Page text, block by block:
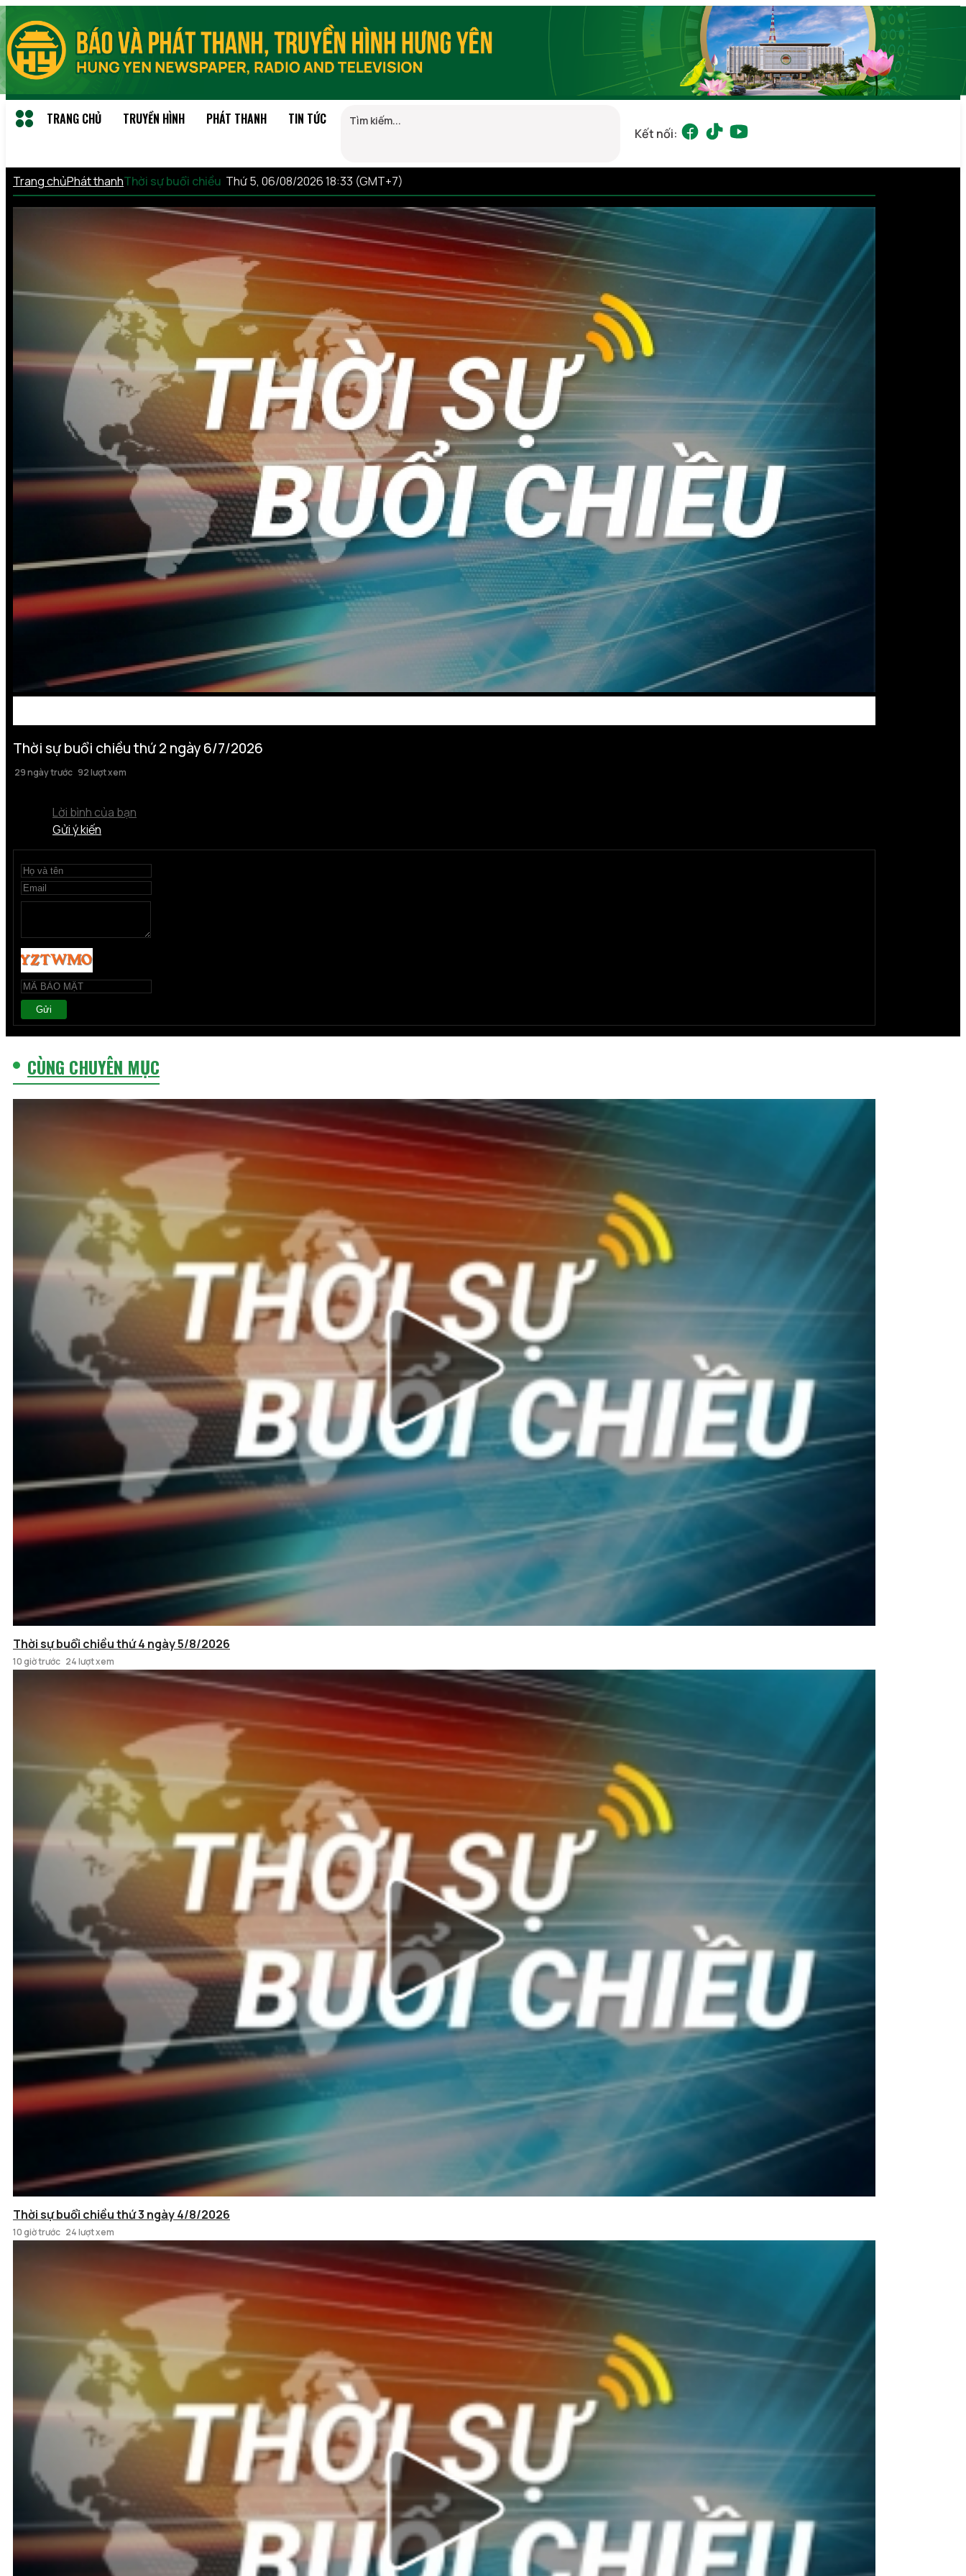
TRANG CHỦ TRUYỀN HÌNH PHÁT THANH TIN TỨC
Kết nối:
Trang chủPhát thanhThời sự buổi chiều Thứ 5, 06/08/2026 18:33 (GMT+7)
Thời sự buổi chiều thứ 2 ngày 6/7/2026
29 ngày trước 92 lượt xem
Lời bình của bạn
Gửi ý kiến
Gửi
CÙNG CHUYÊN MỤC
Thời sự buổi chiều thứ 4 ngày 5/8/2026
10 giờ trước 24 lượt xem
Thời sự buổi chiều thứ 3 ngày 4/8/2026
10 giờ trước 24 lượt xem